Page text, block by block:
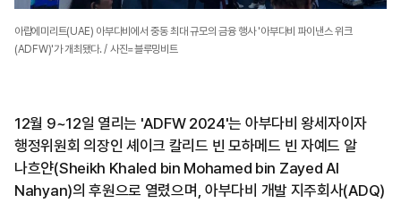
아랍에미리트(UAE) 아부다비에서 중동 최대 규모의 금융 행사 '아부다비 파이낸스 위크
(ADFW)'가 개최됐다. / 사진=블루밍비트
12월 9~12일 열리는 'ADFW 2024'는 아부다비 왕세자이자
행정위원회 의장인 셰이크 칼리드 빈 모하메드 빈 자예드 알
나흐얀(Sheikh Khaled bin Mohamed bin Zayed Al
Nahyan)의 후원으로 열렸으며, 아부다비 개발 지주회사(ADQ)